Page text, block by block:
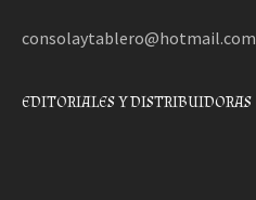
consolaytablero@hotmail.com
EDITORIALES Y DISTRIBUIDORAS